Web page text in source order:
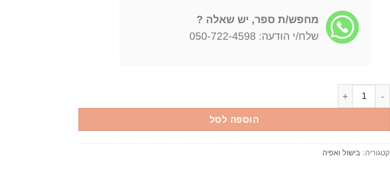
מחפש/ת ספר, יש שאלה ?
שלח/י הודעה: 050-722-4598
כמות של שום עם כל דבר פסטיבל השום של גילרוי The Garlic Lovers Cookbook יצא לאור ע"י הוצאת מטר הוצאה לאור, בשנת 1992, מכיל 136 עמודים, תירגום: חנה פוטשניק
הוספה לסל
קטגוריה: בישול ואפיה